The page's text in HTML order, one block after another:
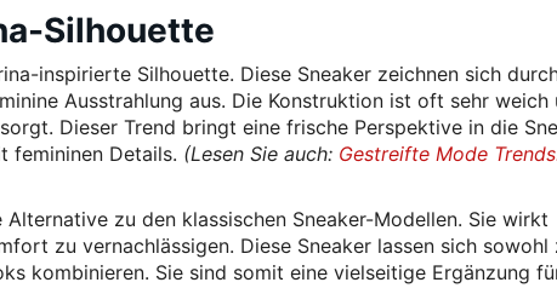
Silhouette
inspirierte Silhouette. Diese Sneaker zeichnen sich
Ausstrahlung aus. Die Konstruktion ist oft sehr weich
Dieser Trend bringt eine frische Perspektive in die
femininen Details. (Lesen Sie auch: Gestreifte Mode
zu den klassischen Sneaker-Modellen. Sie wirkt
zu vernachlässigen. Diese Sneaker lassen sich sowohl
kombinieren. Sie sind somit eine vielseitige Ergänzung